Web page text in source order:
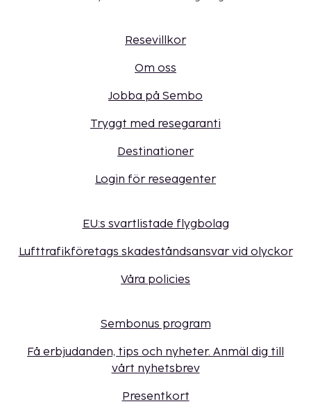
Resevillkor
Om oss
Jobba på Sembo
Tryggt med resegaranti
Destinationer
Login för reseagenter
EU:s svartlistade flygbolag
Lufttrafikföretags skadeståndsansvar vid olyckor
Våra policies
Sembonus program
Få erbjudanden, tips och nyheter. Anmäl dig till
vårt nyhetsbrev
Presentkort